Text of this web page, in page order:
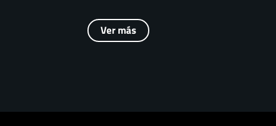
Ver más